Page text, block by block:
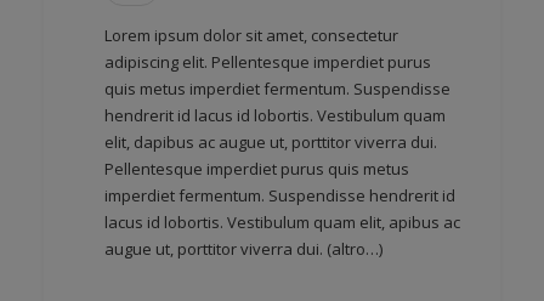
Lorem ipsum dolor sit amet, consectetur
adipiscing elit. Pellentesque imperdiet purus
quis metus imperdiet fermentum. Suspendisse
hendrerit id lacus id lobortis. Vestibulum quam
elit, dapibus ac augue ut, porttitor viverra dui.
Pellentesque imperdiet purus quis metus
imperdiet fermentum. Suspendisse hendrerit id
lacus id lobortis. Vestibulum quam elit, apibus ac
augue ut, porttitor viverra dui. (altro…)